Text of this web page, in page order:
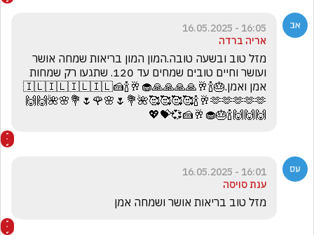
16:05 - 16.05.2025
אריה ברדה
אמן ואמן.🎂🍾🥂🙏🙏🙏🙏🧁🥂🍾🇮🇱🇮🇱🇮🇱🇮🇱🍰
🍾🥂🫶🫶🫶🫶🫶🥰🥰🥰🥰🌺💐🌷🌸🌹🌷💐🌸🌺🙌🙌
🙌🙌🙌🍾🎂🧁🥂🍰💞💝💖
16:01 - 16.05.2025
ענת סויסה
מזל טוב בריאות אושר ושמחה אמן